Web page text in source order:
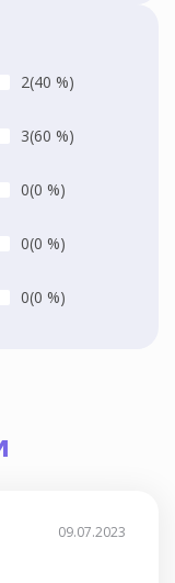
2(40 %)
3(60 %)
0(0 %)
0(0 %)
0(0 %)
09.07.2023